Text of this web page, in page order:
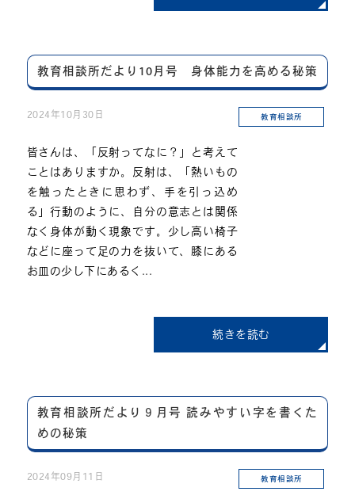
教育相談所だより10月号 身体能力を高める秘策
教育相談所
2024年10月30日
皆さんは、「反射ってなに？」と考えて
ことはありますか。反射は、「熱いもの
を触ったときに思わず、手を引っ込め
る」行動のように、自分の意志とは関係
なく身体が動く現象です。少し高い椅子
などに座って足の力を抜いて、膝にある
お皿の少し下にあるく...
続きを読む
教育相談所だより９月号 読みやすい字を書くた
めの秘策
教育相談所
2024年09月11日